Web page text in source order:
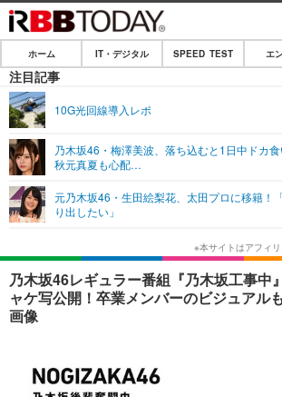
ホーム
IT・デジタル
ネタ
ショッピング
SPEED TEST
エンタメ
エンタメTOP
音楽
ライフ
ライフTOP
ペット
リリース一覧
プッシュ通知の停止方法
ホーム IT・デジタル SPEED TEST エ
注目記事
10G光回線導入レポ
乃木坂46・梅澤美波、落ち込むと1日中ドカ
秋元真夏も心配…
元乃木坂46・生田絵梨花、太田プロに移籍！
り出したい」
乃木坂46レギュラー番組『乃木坂工事中
ャケ写公開！卒業メンバーのビジュアル
画像